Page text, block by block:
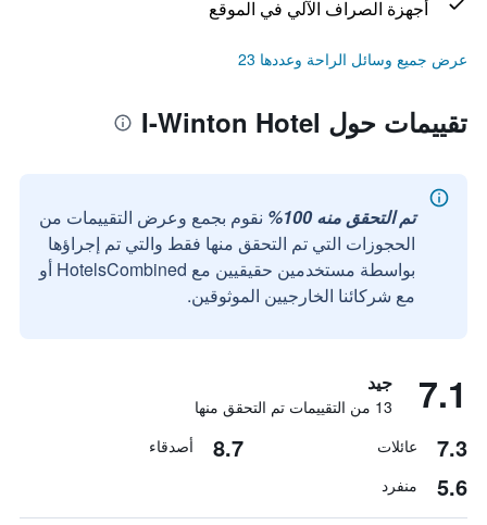
أجهزة الصراف الآلي في الموقع
عرض جميع وسائل الراحة وعددها 23
تقييمات حول I-Winton Hotel
تم التحقق منه 100%
نقوم بجمع وعرض التقييمات من
الحجوزات التي تم التحقق منها فقط والتي تم إجراؤها
بواسطة مستخدمين حقيقيين مع HotelsCombined أو
مع شركائنا الخارجيين الموثوقين.
7.1 جيد
13 من التقييمات تم التحقق منها
7.3 عائلات 8.7 أصدقاء
5.6 منفرد